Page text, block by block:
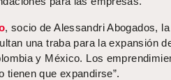
, socio de Alessandri Abogados,
una traba para la expansión
y México. Los
tienen que expandirse”.